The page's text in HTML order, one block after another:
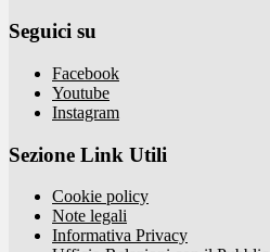
Seguici su
Facebook
Youtube
Instagram
Sezione Link Utili
Cookie policy
Note legali
Informativa Privacy